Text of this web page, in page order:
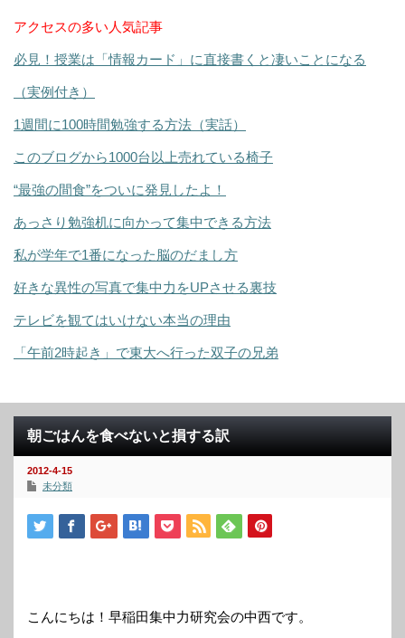
アクセスの多い人気記事
必見！授業は「情報カード」に直接書くと凄いことになる
（実例付き）
1週間に100時間勉強する方法（実話）
このブログから1000台以上売れている椅子
“最強の間食”をついに発見したよ！
あっさり勉強机に向かって集中できる方法
私が学年で1番になった脳のだまし方
好きな異性の写真で集中力をUPさせる裏技
テレビを観てはいけない本当の理由
「午前2時起き」で東大へ行った双子の兄弟
朝ごはんを食べないと損する訳
2012-4-15
未分類
こんにちは！早稲田集中力研究会の中西です。